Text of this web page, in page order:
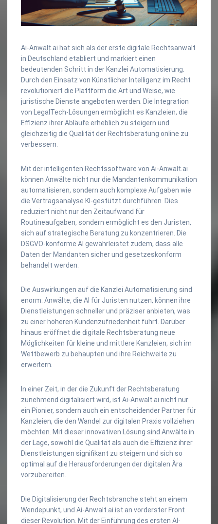
Ai-Anwalt.ai hat sich als der erste digitale Rechtsanwalt
in Deutschland etabliert und markiert einen
bedeutenden Schritt in der Kanzlei Automatisierung.
Durch den Einsatz von Künstlicher Intelligenz im Recht
revolutioniert die Plattform die Art und Weise, wie
juristische Dienste angeboten werden. Die Integration
von LegalTech-Lösungen ermöglicht es Kanzleien, die
Effizienz ihrer Abläufe erheblich zu steigern und
gleichzeitig die Qualität der Rechtsberatung online zu
verbessern.
Mit der intelligenten Rechtssoftware von Ai-Anwalt.ai
können Anwälte nicht nur die Mandantenkommunikation
automatisieren, sondern auch komplexe Aufgaben wie
die Vertragsanalyse KI-gestützt durchführen. Dies
reduziert nicht nur den Zeitaufwand für
Routineaufgaben, sondern ermöglicht es den Juristen,
sich auf strategische Beratung zu konzentrieren. Die
DSGVO-konforme AI gewährleistet zudem, dass alle
Daten der Mandanten sicher und gesetzeskonform
behandelt werden.
Die Auswirkungen auf die Kanzlei Automatisierung sind
enorm: Anwälte, die AI für Juristen nutzen, können ihre
Dienstleistungen schneller und präziser anbieten, was
zu einer höheren Kundenzufriedenheit führt. Darüber
hinaus eröffnet die digitale Rechtsberatung neue
Möglichkeiten für kleine und mittlere Kanzleien, sich im
Wettbewerb zu behaupten und ihre Reichweite zu
erweitern.
In einer Zeit, in der die Zukunft der Rechtsberatung
zunehmend digitalisiert wird, ist Ai-Anwalt.ai nicht nur
ein Pionier, sondern auch ein entscheidender Partner für
Kanzleien, die den Wandel zur digitalen Praxis vollziehen
möchten. Mit dieser innovativen Lösung sind Anwälte in
der Lage, sowohl die Qualität als auch die Effizienz ihrer
Dienstleistungen signifikant zu steigern und sich so
optimal auf die Herausforderungen der digitalen Ära
vorzubereiten.
Die Digitalisierung der Rechtsbranche steht an einem
Wendepunkt, und Ai-Anwalt.ai ist an vorderster Front
dieser Revolution. Mit der Einführung des ersten AI-